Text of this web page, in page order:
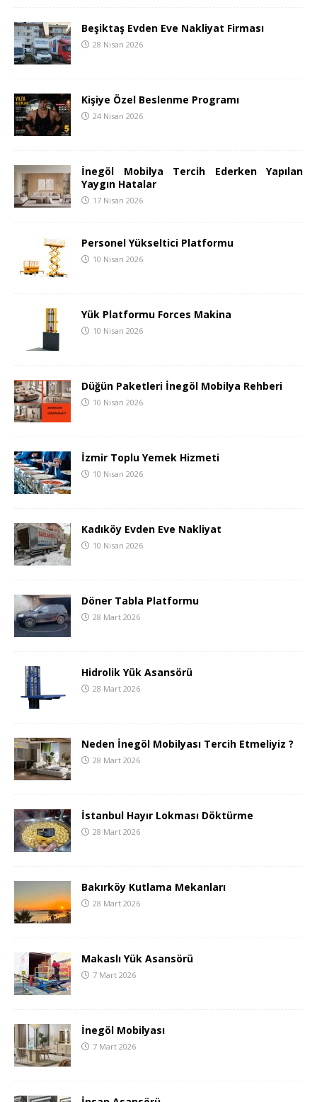
Beşiktaş Evden Eve Nakliyat Firması
28 Nisan 2026
Kişiye Özel Beslenme Programı
24 Nisan 2026
İnegöl Mobilya Tercih Ederken Yapılan
Yaygın Hatalar
17 Nisan 2026
Personel Yükseltici Platformu
10 Nisan 2026
Yük Platformu Forces Makina
10 Nisan 2026
Düğün Paketleri İnegöl Mobilya Rehberi
10 Nisan 2026
İzmir Toplu Yemek Hizmeti
10 Nisan 2026
Kadıköy Evden Eve Nakliyat
10 Nisan 2026
Döner Tabla Platformu
28 Mart 2026
Hidrolik Yük Asansörü
28 Mart 2026
Neden İnegöl Mobilyası Tercih Etmeliyiz ?
28 Mart 2026
İstanbul Hayır Lokması Döktürme
28 Mart 2026
Bakırköy Kutlama Mekanları
28 Mart 2026
Makaslı Yük Asansörü
7 Mart 2026
İnegöl Mobilyası
7 Mart 2026